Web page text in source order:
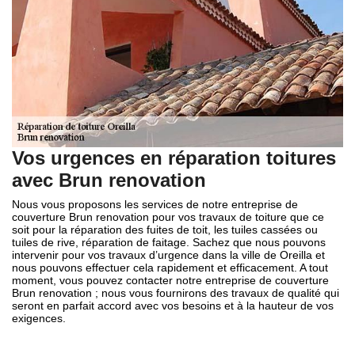
Vos urgences en réparation toitures
avec Brun renovation
Nous vous proposons les services de notre entreprise de
couverture Brun renovation pour vos travaux de toiture que ce
soit pour la réparation des fuites de toit, les tuiles cassées ou
tuiles de rive, réparation de faitage. Sachez que nous pouvons
intervenir pour vos travaux d’urgence dans la ville de Oreilla et
nous pouvons effectuer cela rapidement et efficacement. A tout
moment, vous pouvez contacter notre entreprise de couverture
Brun renovation ; nous vous fournirons des travaux de qualité qui
seront en parfait accord avec vos besoins et à la hauteur de vos
exigences.